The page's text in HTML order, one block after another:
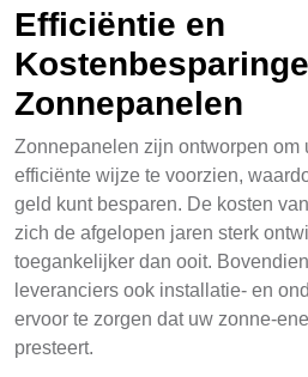
Efficiëntie en
Zonnepanelen
Zonnepanelen zijn ontworpen om
efficiënte wijze te voorzien,
geld kunt besparen. De kosten
zich de afgelopen jaren sterk
toegankelijker dan ooit.
leveranciers ook installatie- en
ervoor te zorgen dat uw zonne-
presteert.